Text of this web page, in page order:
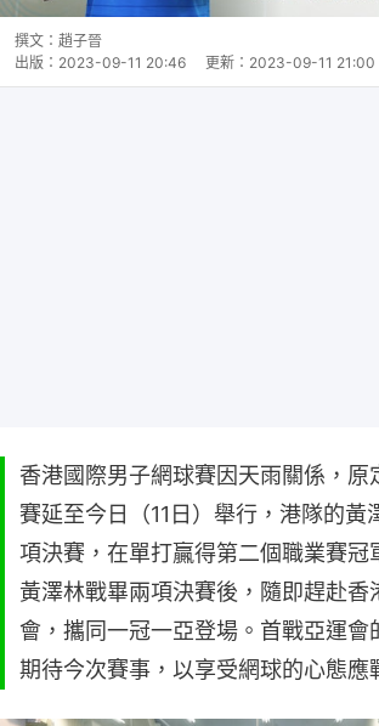
撰文： 趙子晉
出版： 2023-09-11 20:46 更新： 2023-09-11 21:00
香港國際男子網球賽因天雨關係，原
賽延至今日（11日）舉行，港隊的黃
項決賽，在單打贏得第二個職業賽冠
黃澤林戰畢兩項決賽後，隨即趕赴香
會，攜同一冠一亞登場。首戰亞運會
期待今次賽事，以享受網球的心態應